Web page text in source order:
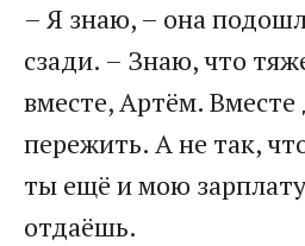
– Я знаю, – она
сзади. – Знаю, что
вместе, Артём.
пережить. А не так,
ты ещё и мою
отдаёшь.